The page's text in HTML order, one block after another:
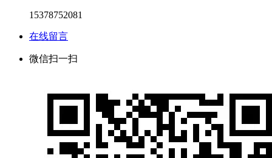
15378752081
在线留言
微信扫一扫